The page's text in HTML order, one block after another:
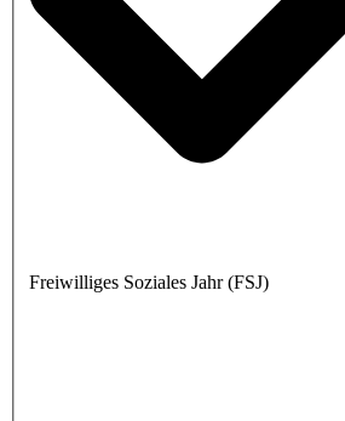
Freiwilliges Soziales Jahr (FSJ)